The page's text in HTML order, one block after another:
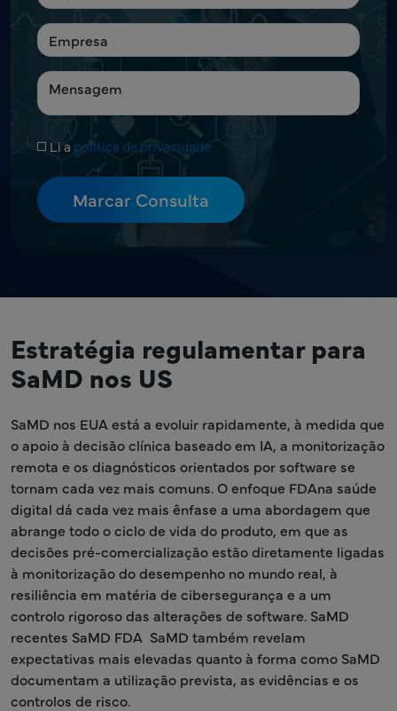
Li a política de privacidade
Estratégia regulamentar para
SaMD nos US
SaMD nos EUA está a evoluir rapidamente, à medida que
o apoio à decisão clínica baseado em IA, a monitorização
remota e os diagnósticos orientados por software se
tornam cada vez mais comuns. O enfoque FDAna saúde
digital dá cada vez mais ênfase a uma abordagem que
abrange todo o ciclo de vida do produto, em que as
decisões pré-comercialização estão diretamente ligadas
à monitorização do desempenho no mundo real, à
resiliência em matéria de cibersegurança e a um
controlo rigoroso das alterações de software. SaMD
recentes SaMD FDA SaMD também revelam
expectativas mais elevadas quanto à forma como SaMD
documentam a utilização prevista, as evidências e os
controlos de risco.